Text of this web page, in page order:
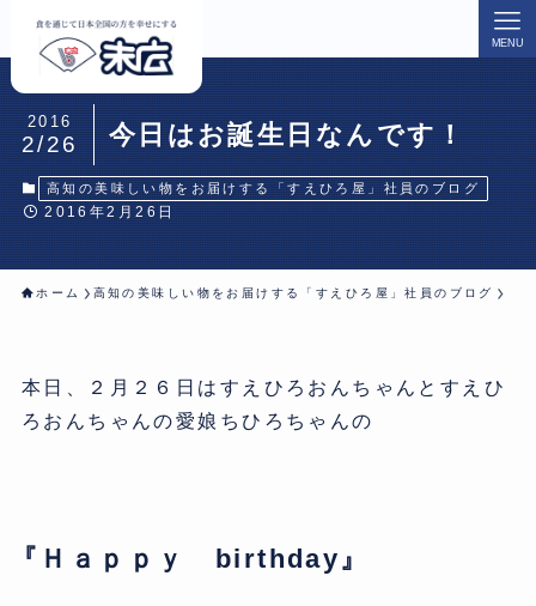
MENU
今日はお誕生日なんです！
2016
2/26
高知の美味しい物をお届けする「すえひろ屋」社員のブログ
2016年2月26日
ホーム 高知の美味しい物をお届けする「すえひろ屋」社員のブログ
本日、２月２６日はすえひろおんちゃんとすえひ
ろおんちゃんの愛娘ちひろちゃんの
『Ｈａｐｐｙ birthday』